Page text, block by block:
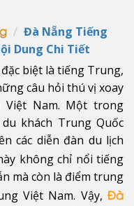
/ Đà Nẵng Tiếng
Dung Chi Tiết
biệt là tiếng Trung,
câu hỏi thú vị xoay
Việt Nam. Một trong
khách Trung Quốc
các diễn đàn du lịch
không chỉ nổi tiếng
mà còn là điểm trung
Việt Nam. Vậy, Đà